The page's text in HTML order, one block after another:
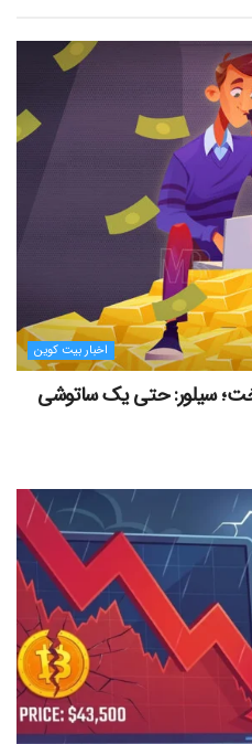
اخبار بیت کوین
فروخت؛ سیلور: حتی یک ساتوشی